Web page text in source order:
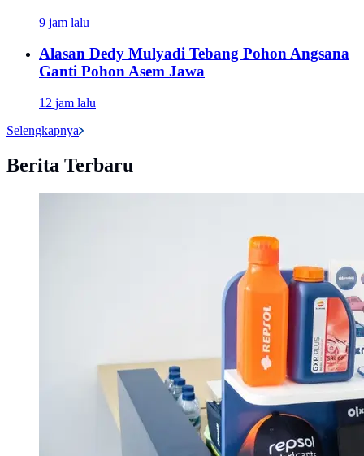
9 jam lalu
Alasan Dedy Mulyadi Tebang Pohon Angsana
Ganti Pohon Asem Jawa
12 jam lalu
Selengkapnya
Berita Terbaru